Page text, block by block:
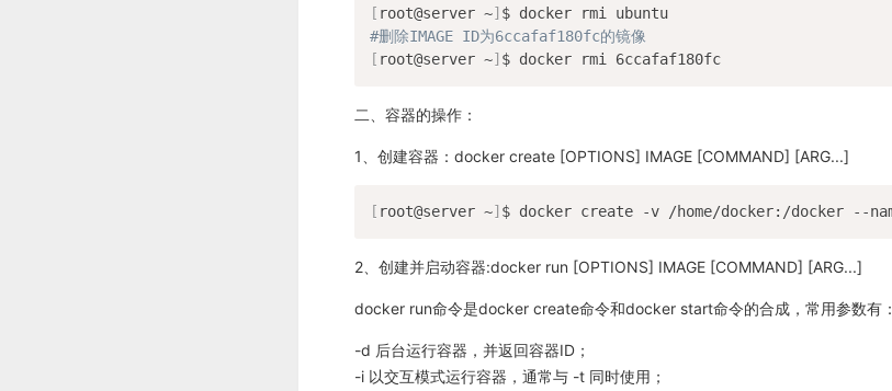
[ root@server ~]
$ docker rmi ubuntu
#删除IMAGE ID为6ccafaf180fc的镜像
[ root@server ~] $ docker rmi 6ccafaf180fc
二、容器的操作：
1、创建容器：docker create [OPTIONS] IMAGE [COMMAND] [ARG...]
[ root@server ~]
2、创建并启动容器:docker run [OPTIONS] IMAGE [COMMAND] [ARG...]
docker run命令是docker create命令和docker start命令的合成，常用参数有：
-d 后台运行容器，并返回容器ID；
-i 以交互模式运行容器，通常与 -t 同时使用；